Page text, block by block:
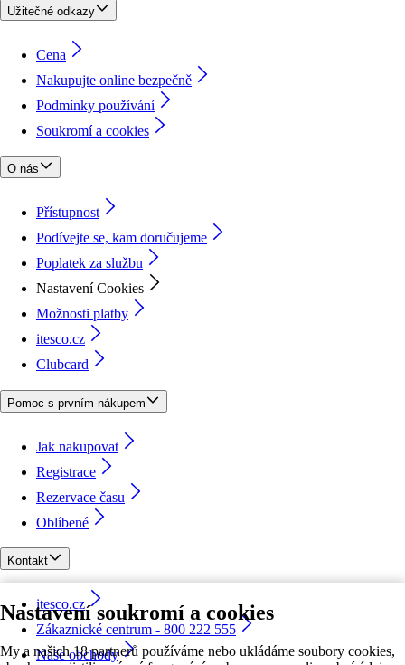
Nastavení soukromí a cookies
My a našich 18 partnerů používáme nebo ukládáme soubory cookies,
Užitečné odkazy
Cena
Nakupujte online bezpečně
Podmínky používání
Soukromí a cookies
O nás
Přístupnost
Podívejte se, kam doručujeme
Poplatek za službu
Nastavení Cookies
Možnosti platby
itesco.cz
Clubcard
Pomoc s prvním nákupem
Jak nakupovat
Registrace
Rezervace času
Oblíbené
Kontakt
itesco.cz
Zákaznické centrum - 800 222 555
Naše obchody